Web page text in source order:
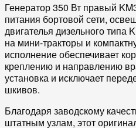
Генератор 350 Вт правый
питания бортовой сети,
двигателья дизельного типа
на мини-тракторы и
исполнение обеспечивает
креплению и направлению
установка и исключает
шкивов.
Благодаря заводскому
штатным узлам, этот